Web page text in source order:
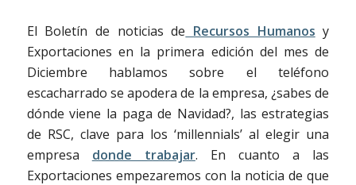
El Boletín de noticias de Recursos Humanos y
Exportaciones en la primera edición del mes de
Diciembre hablamos sobre el teléfono
escacharrado se apodera de la empresa, ¿sabes de
dónde viene la paga de Navidad?, las estrategias
de RSC, clave para los ‘millennials’ al elegir una
empresa donde trabajar. En cuanto a las
Exportaciones empezaremos con la noticia de que